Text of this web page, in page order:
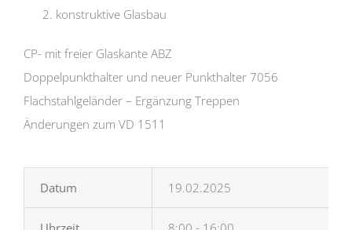
2. konstruktive Glasbau
CP- mit freier Glaskante ABZ
Doppelpunkthalter und neuer Punkthalter 7056
Flachstahlgeländer – Ergänzung Treppen
Änderungen zum VD 1511
Datum 19.02.2025